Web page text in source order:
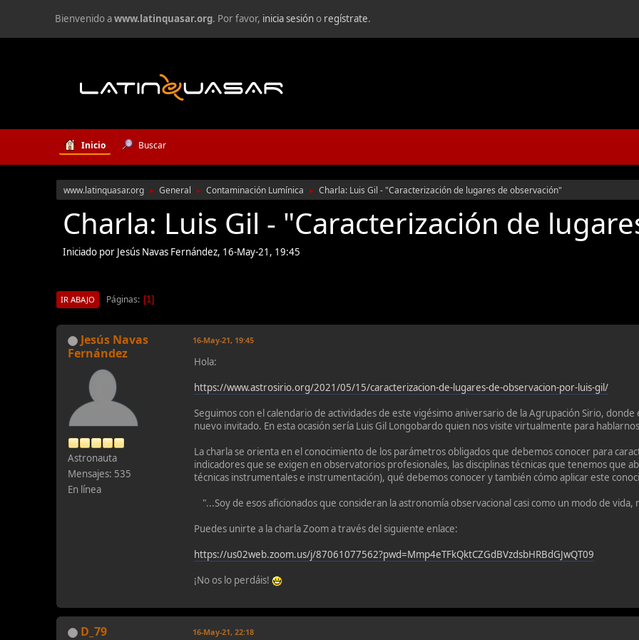
Bienvenido awww.latinquasar.org. Por favor, inicia sesióno regístrate.
Inicio Buscar
www.latinquasar.org ► General ► Contaminación Lumínica ► Charla: Luis Gil - "Caracterización de lugares de observación"
Charla: Luis Gil - "Caracterización de
Iniciado por Jesús Navas Fernández, 16-May-21, 19:45
IR ABAJO Páginas 1
Jesús Navas
Fernández
Astronauta
Mensajes: 535
En línea
16-May-21, 19:45
Hola:
https://www.astrosirio.org/2021/05/15/caracterizacion-de-lugares-de-observacion-por-luis-gil/
Seguimos con el calendario de actividades de este vigésimo aniversario de la Agrupación Sirio,
nuevo invitado. En esta ocasión sería Luis Gil Longobardo quien nos visite virtualmente para
La charla se orienta en el conocimiento de los parámetros obligados que debemos conocer para
indicadores que se exigen en observatorios profesionales, las disciplinas técnicas que tenemos que
técnicas instrumentales e instrumentación), qué debemos conocer y también cómo aplicar este
"...Soy de esos aficionados que consideran la astronomía observacional casi como un modo de
Puedes unirte a la charla Zoom a través del siguiente enlace:
https://us02web.zoom.us/j/87061077562?pwd=Mmp4eTFkQktCZGdBVzdsbHRBdGJwQT09
¡No os lo perdáis!
D_79 16-May-21, 22:18